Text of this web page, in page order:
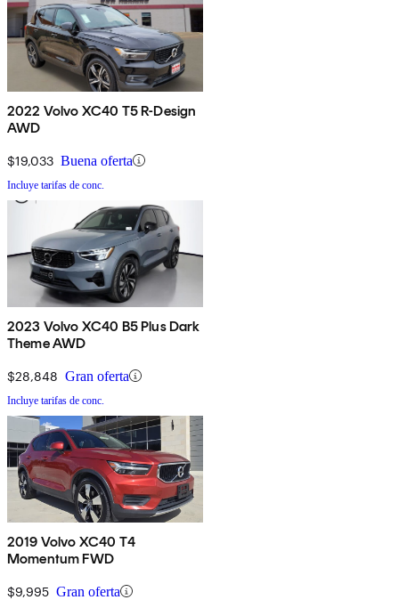
2022 Volvo XC40 T5 R-Design
AWD
$19,033 Buena oferta
Incluye tarifas de conc.
2023 Volvo XC40 B5 Plus Dark
Theme AWD
$28,848 Gran oferta
Incluye tarifas de conc.
2019 Volvo XC40 T4
Momentum FWD
$9,995 Gran oferta